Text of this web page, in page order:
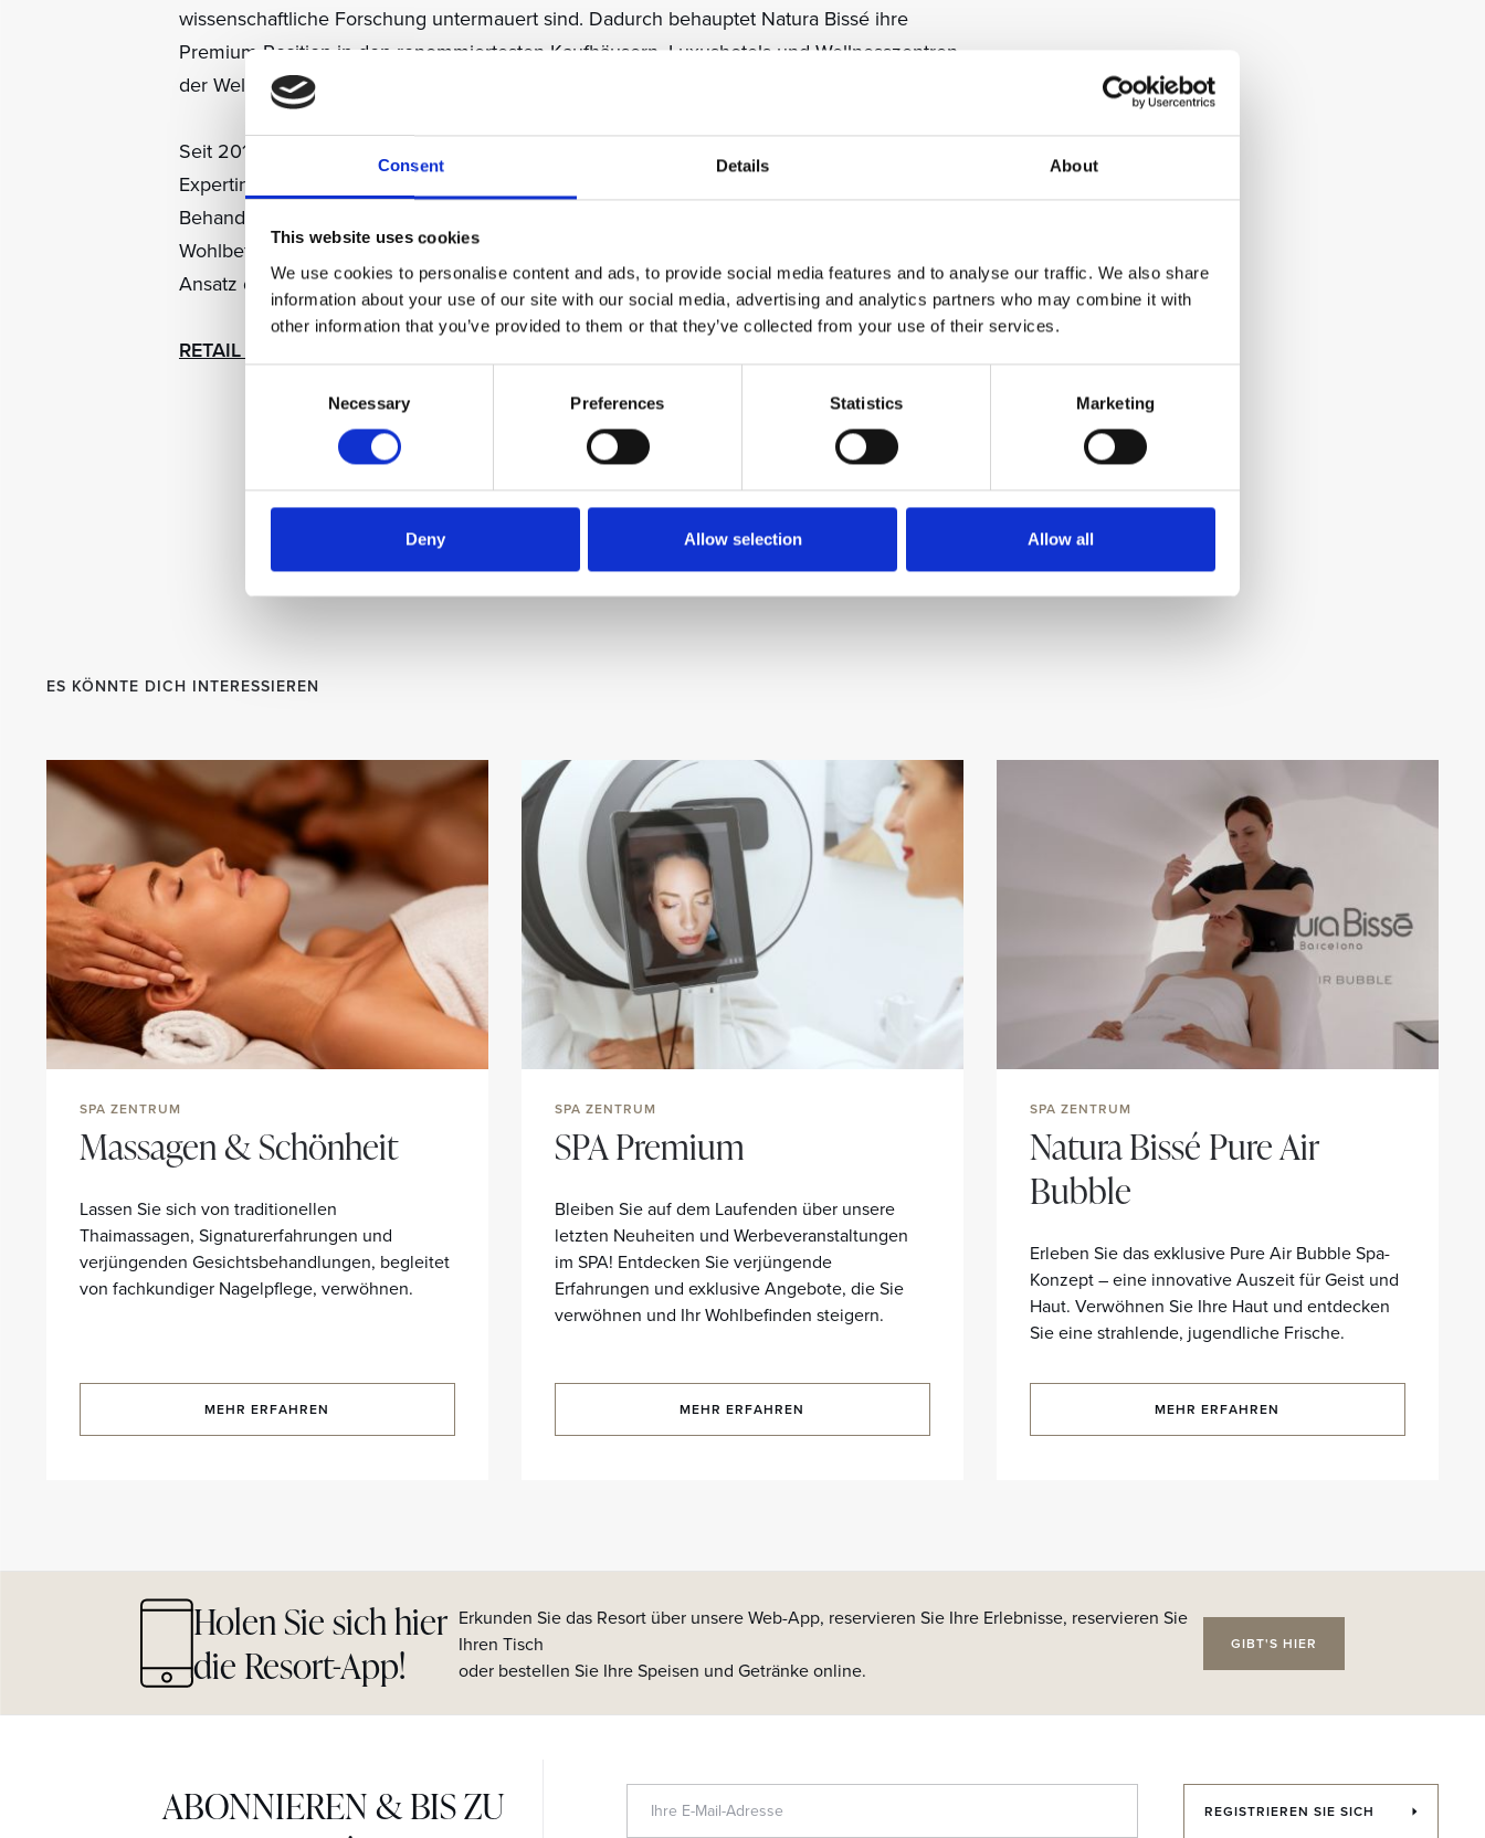
Consent Details About
This website uses cookies
We use cookies to personalise content and ads, to provide social media features and to analyse our traffic. We also share
information about your use of our site with our social media, advertising and analytics partners who may combine it with
other information that you’ve provided to them or that they’ve collected from your use of their services.
Necessary Preferences Statistics Marketing
Deny Allow selection Allow all
wissenschaftliche Forschung untermauert sind. Dadurch behauptet Natura Bissé ihre
Premium-Position in den renommiertesten Kaufhäusern, Luxushotels und Wellnesszentren
der Welt.
Seit 2016 bestätigt eine umfassende Studie, die in Zusammenarbeit mit führenden
Expertinnen und Experten aus der Neurowissenschaft durchgeführt wird, dass die
Behandlungen und Rituale von Natura Bissé das Selbstvertrauen sowie das allgemeine
Wohlbefinden signifikant steigern - um bis zu 70 %. Dies unterstreicht den ganzheitlichen
Ansatz der Marke, der weit über sichtbare Hautergebnisse hinausgeht.
RETAIL MENU YES TO BEAUTY
SENDEN SIE EINE ANFRAGE
ES KÖNNTE DICH INTERESSIEREN
SPA ZENTRUM
Massagen & Schönheit
Lassen Sie sich von traditionellen
Thaimassagen, Signaturerfahrungen und
verjüngenden Gesichtsbehandlungen, begleitet
von fachkundiger Nagelpflege, verwöhnen.
MEHR ERFAHREN
SPA ZENTRUM
SPA Premium
Bleiben Sie auf dem Laufenden über unsere
letzten Neuheiten und Werbeveranstaltungen
im SPA! Entdecken Sie verjüngende
Erfahrungen und exklusive Angebote, die Sie
verwöhnen und Ihr Wohlbefinden steigern.
MEHR ERFAHREN
SPA ZENTRUM
Natura Bissé Pure Air
Bubble
Erleben Sie das exklusive Pure Air Bubble Spa-
Konzept – eine innovative Auszeit für Geist und
Haut. Verwöhnen Sie Ihre Haut und entdecken
Sie eine strahlende, jugendliche Frische.
MEHR ERFAHREN
Holen Sie sich hier
die Resort-App!
Erkunden Sie das Resort über unsere Web-App, reservieren Sie Ihre Erlebnisse, reservieren Sie
Ihren Tisch
oder bestellen Sie Ihre Speisen und Getränke online.
GIBT'S HIER
ABONNIEREN & BIS ZU
REGISTRIEREN SIE SICH